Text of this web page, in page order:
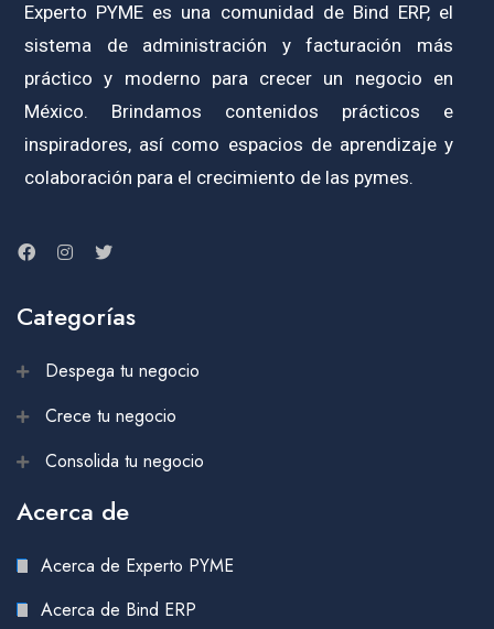
Experto PYME es una comunidad de Bind ERP, el
sistema de administración y facturación más
práctico y moderno para crecer un negocio en
México. Brindamos contenidos prácticos e
inspiradores, así como espacios de aprendizaje y
colaboración para el crecimiento de las pymes.
Categorías
Despega tu negocio
Crece tu negocio
Consolida tu negocio
Acerca de
Acerca de Experto PYME
Acerca de Bind ERP